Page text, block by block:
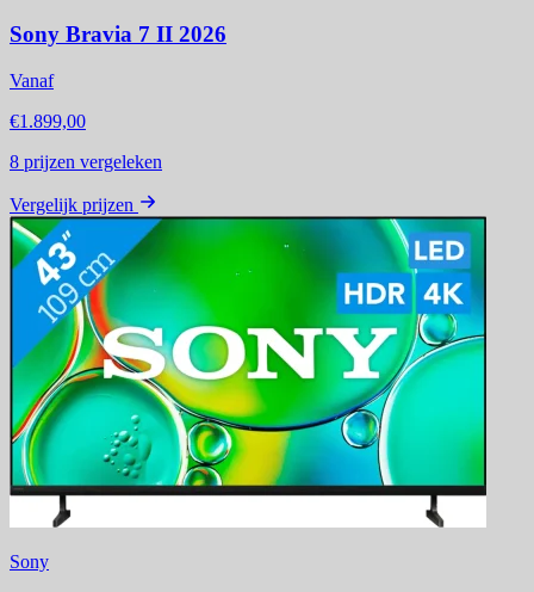
Sony Bravia 7 II 2026
Vanaf
€1.899,00
8 prijzen vergeleken
Vergelijk prijzen
Sony